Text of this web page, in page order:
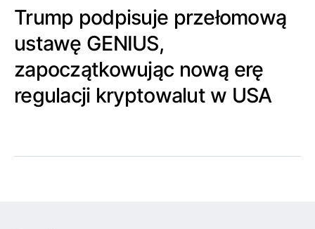
Trump podpisuje przełomową
ustawę GENIUS,
zapoczątkowując nową erę
regulacji kryptowalut w USA